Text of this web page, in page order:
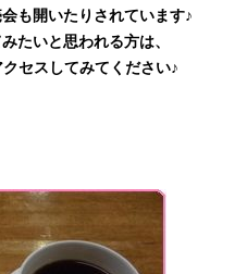
も開いたりされています♪
たいと思われる方は、
セスしてみてください♪